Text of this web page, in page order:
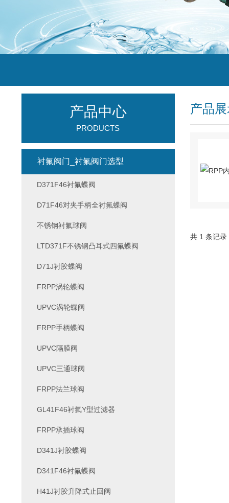
产品
共 1 条记
产品中心
PRODUCTS
衬氟阀门_衬氟阀门选型
D371F46衬氟蝶阀
D71F46对夹手柄全衬氟蝶阀
不锈钢衬氟球阀
LTD371F不锈钢凸耳式四氟蝶阀
D71J衬胶蝶阀
FRPP涡轮蝶阀
UPVC涡轮蝶阀
FRPP手柄蝶阀
UPVC隔膜阀
UPVC三通球阀
FRPP法兰球阀
GL41F46衬氟Y型过滤器
FRPP承插球阀
D341J衬胶蝶阀
D341F46衬氟蝶阀
H41J衬胶升降式止回阀